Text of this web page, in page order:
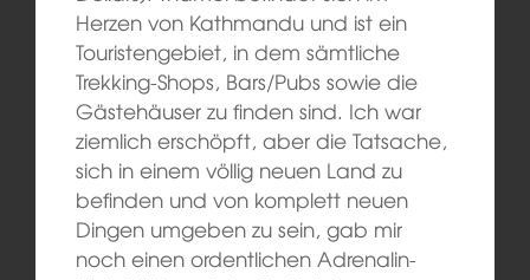
Herzen von Kathmandu und ist ein
Touristengebiet, in dem sämtliche
Trekking-Shops, Bars/Pubs sowie die
Gästehäuser zu finden sind. Ich war
ziemlich erschöpft, aber die Tatsache,
sich in einem völlig neuen Land zu
befinden und von komplett neuen
Dingen umgeben zu sein, gab mir
noch einen ordentlichenAdrenalin-